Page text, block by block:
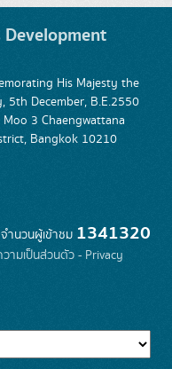
His Majesty the
5th December, B.E.2550
3 Chaengwattana
Bangkok 10210
จำนวนผู้เข้าชม 1341320
ามเป็นส่วนตัว - Privacy